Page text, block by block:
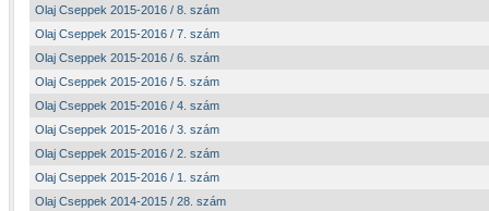
Olaj Cseppek 2015-2016 / 8. szám
Olaj Cseppek 2015-2016 / 7. szám
Olaj Cseppek 2015-2016 / 6. szám
Olaj Cseppek 2015-2016 / 5. szám
Olaj Cseppek 2015-2016 / 4. szám
Olaj Cseppek 2015-2016 / 3. szám
Olaj Cseppek 2015-2016 / 2. szám
Olaj Cseppek 2015-2016 / 1. szám
Olaj Cseppek 2014-2015 / 28. szám